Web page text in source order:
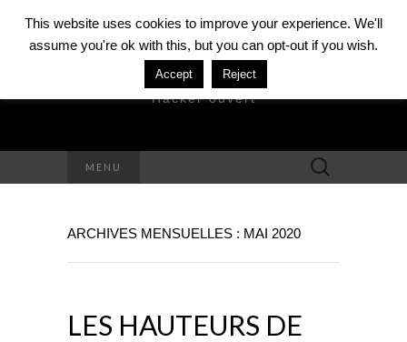
DAVID MÉZIÈRE
Hacker ouvert
MENU Rechercher :
ARCHIVES MENSUELLES : MAI 2020
LES HAUTEURS DE
This website uses cookies to improve your experience. We'll
assume you're ok with this, but you can opt-out if you wish.
Accept Reject